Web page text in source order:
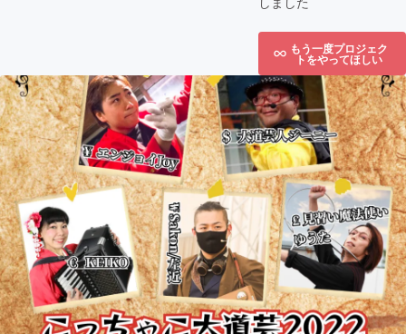
もう一度プロジェク
トをやってほしい